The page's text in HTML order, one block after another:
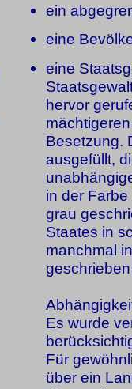
ein
eine
eine
hervor
Besetzung.
ausgefüllt,
in der
grau
Staates in
manchmal
Es wurde
Für
über ein